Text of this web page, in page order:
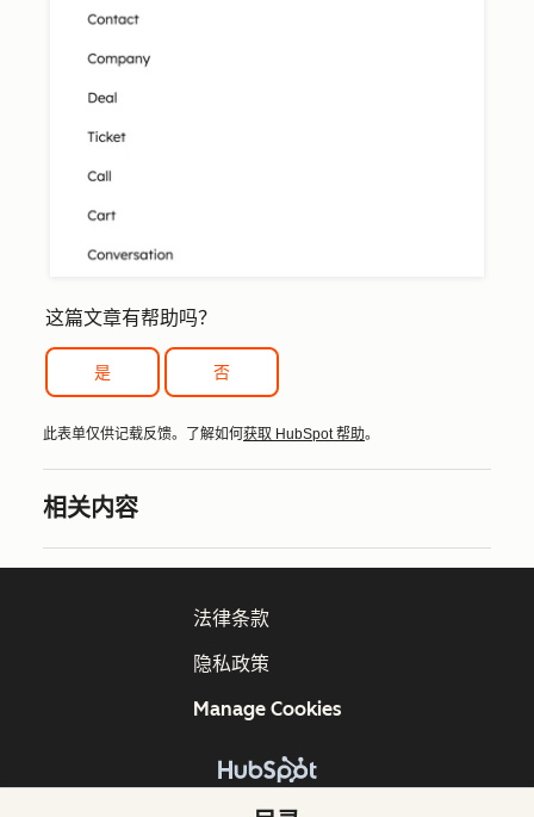
这篇文章有帮助吗？
是 否
此表单仅供记载反馈。了解如何获取 HubSpot 帮助。
相关内容
版权所有 © 2026 HubSpot, Inc.
法律条款
隐私政策
Manage Cookies